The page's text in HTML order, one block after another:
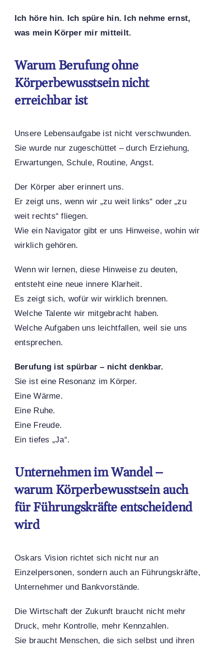
Ich höre hin. Ich spüre hin. Ich nehme ernst,
was mein Körper mir mitteilt.
Warum Berufung ohne
Körperbewusstsein nicht
erreichbar ist
Unsere Lebensaufgabe ist nicht verschwunden.
Sie wurde nur zugeschüttet – durch Erziehung,
Erwartungen, Schule, Routine, Angst.
Der Körper aber erinnert uns.
Er zeigt uns, wenn wir „zu weit links“ oder „zu
weit rechts“ fliegen.
Wie ein Navigator gibt er uns Hinweise, wohin wir
wirklich gehören.
Wenn wir lernen, diese Hinweise zu deuten,
entsteht eine neue innere Klarheit.
Es zeigt sich, wofür wir wirklich brennen.
Welche Talente wir mitgebracht haben.
Welche Aufgaben uns leichtfallen, weil sie uns
entsprechen.
Berufung ist spürbar – nicht denkbar.
Sie ist eine Resonanz im Körper.
Eine Wärme.
Eine Ruhe.
Eine Freude.
Ein tiefes „Ja“.
Unternehmen im Wandel –
warum Körperbewusstsein auch
für Führungskräfte entscheidend
wird
Oskars Vision richtet sich nicht nur an
Einzelpersonen, sondern auch an Führungskräfte,
Unternehmer und Bankvorstände.
Die Wirtschaft der Zukunft braucht nicht mehr
Druck, mehr Kontrolle, mehr Kennzahlen.
Sie braucht Menschen, die sich selbst und ihren